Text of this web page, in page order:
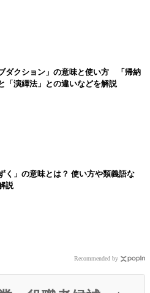
ブダクション」の意味と使い方 「帰納
「演繹法」との違いなどを解説
く」の意味とは？ 使い方や類義語な
説
Recommended by